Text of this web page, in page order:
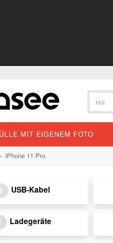
MIT EIGENEM FOTO
» iPhone 11 Pro
6 USB-Kabel
Ladegeräte